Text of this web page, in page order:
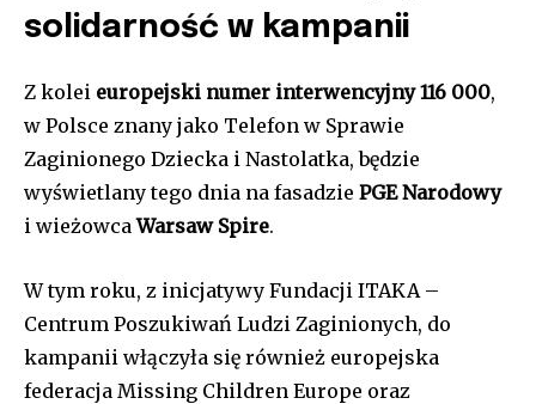
solidarność w kampanii
Z kolei europejski numer interwencyjny 116 000,
w Polsce znany jako Telefon w Sprawie
Zaginionego Dziecka i Nastolatka, będzie
wyświetlany tego dnia na fasadzie PGE Narodowy
i wieżowcaWarsaw Spire.
W tym roku, z inicjatywy Fundacji ITAKA –
Centrum Poszukiwań Ludzi Zaginionych, do
kampanii włączyła się również europejska
federacja Missing Children Europe oraz